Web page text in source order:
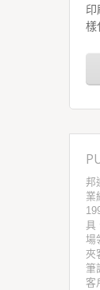
印
樣
邦
業
具
場
夾
筆
客